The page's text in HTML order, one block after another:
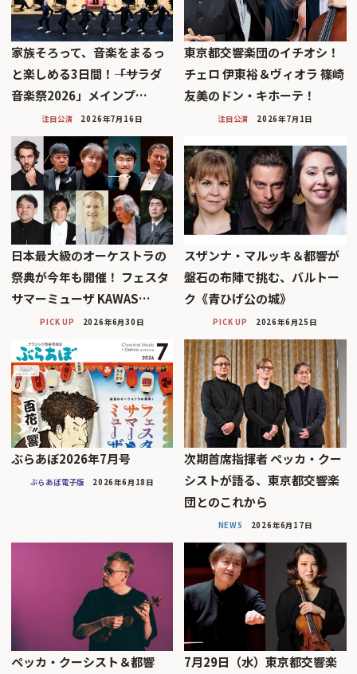
家族そろって、音楽をまるっ
と楽しめる3日間！――「サラダ
音楽祭2026」メインプ…
注目公演 2026年7月16日
東京都交響楽団のイチオシ！
チェロ 伊東裕＆ヴィオラ 篠崎
友美のドン・キホーテ！
注目公演 2026年7月1日
日本最大級のオーケストラの
祭典が今年も開催！ フェスタ
サマーミューザ KAWAS…
PICK UP 2026年6月30日
スザンナ・マルッキ＆都響が
盤石の布陣で挑む、バルトー
ク《青ひげ公の城》
PICK UP 2026年6月25日
ぶらあぼ2026年7月号
ぶらあぼ電子版 2026年6月18日
次期首席指揮者 ペッカ・クー
シストが語る、東京都交響楽
団とのこれから
NEWS 2026年6月17日
ペッカ・クーシスト＆都響
7月29日（水）東京都交響楽